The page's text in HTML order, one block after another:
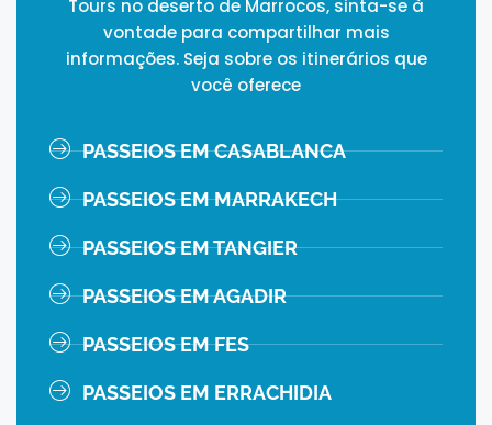
Tours no deserto de Marrocos, sinta-se à
vontade para compartilhar mais
informações. Seja sobre os itinerários que
você oferece
PASSEIOS EM CASABLANCA
PASSEIOS EM MARRAKECH
PASSEIOS EM TANGIER
PASSEIOS EM AGADIR
PASSEIOS EM FES
PASSEIOS EM ERRACHIDIA